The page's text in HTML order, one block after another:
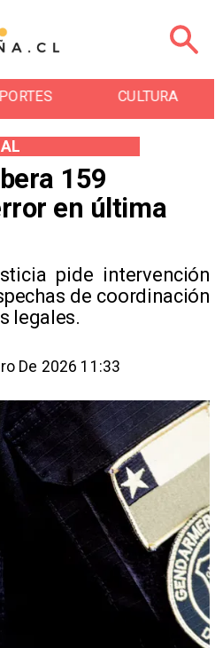
TURISMO
159
en última
pide intervención
de coordinación
legales.
De 2026 11:33